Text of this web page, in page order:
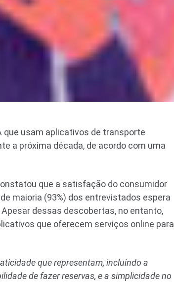
que usam aplicativos de transporte
a próxima década, de acordo com uma
que a satisfação do consumidor
maioria (93%) dos entrevistados espera
dessas descobertas, no entanto,
que oferecem serviços online para
que representam, incluindo a
de fazer reservas, e a simplicidade no